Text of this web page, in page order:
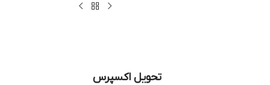
تحویل اکسپرس